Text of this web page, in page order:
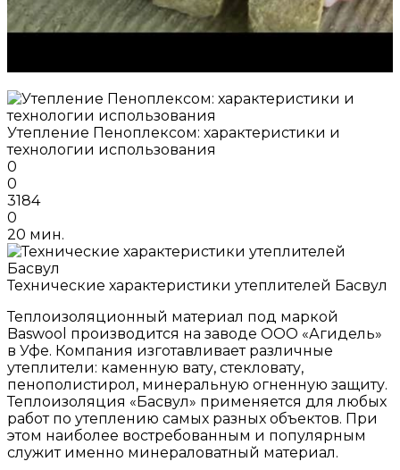
Утепление Пеноплексом: характеристики и
технологии использования
0
0
3184
0
20 мин.
Технические характеристики утеплителей Басвул
Теплоизоляционный материал под маркой
Baswool производится на заводе ООО «Агидель»
в Уфе. Компания изготавливает различные
утеплители: каменную вату, стекловату,
пенополистирол, минеральную огненную защиту.
Теплоизоляция «Басвул» применяется для любых
работ по утеплению самых разных объектов. При
этом наиболее востребованным и популярным
служит именно минераловатный материал.